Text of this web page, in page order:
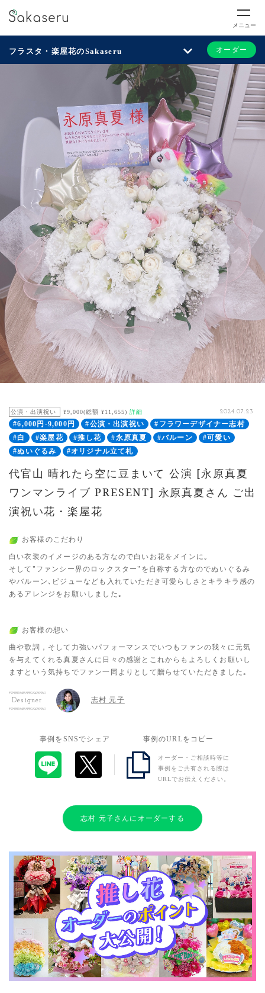
メニュー
フラスタ・楽屋花のSakaseru オーダー
公演・出演祝い ¥9,000(総額 ¥11,655) 詳細 2024.07.23
#6,000円-9,000円 #公演・出演祝い
#フラワーデザイナー志村
#白
#楽屋花 #推し花 #永原真夏 #バルーン
#可愛い
#ぬいぐるみ
#オリジナル立て札
代官山 晴れたら空に豆まいて 公演 [永原真夏
ワンマンライブ PRESENT] 永原真夏さん ご出
演祝い花・楽屋花
お客様のこだわり
白い衣装のイメージのある方なので白いお花をメインに｡
そして"ファンシー界のロックスター"を自称する方なのでぬいぐるみ
やバルーン､ビジューなども入れていただき可愛らしさとキラキラ感の
あるアレンジをお願いしました｡
お客様の想い
曲や歌詞，そして力強いパフォーマンスでいつもファンの我々に元気
を与えてくれる真夏さんに日々の感謝とこれからもよろしくお願いし
ますという気持ちでファン一同よりとして贈らせていただきました｡
Designer 志村 元子
事例をSNSでシェア 事例のURLをコピー
オーダー・ご相談時等に
事例をご共有される際は
URLでお伝えください。
志村 元子さんにオーダーする